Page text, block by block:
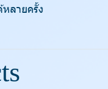
ลายครั้ง